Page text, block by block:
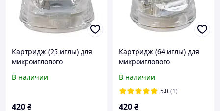
Картридж (25 иглы) для
микроиглового
лифтинга.
В наличии
420₴
Картридж (64 иглы) для
микроиглового
лифтинга.(изолирование)
В наличии
5.0 (1)
420₴